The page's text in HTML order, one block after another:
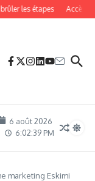
les étapes Accès
6 août 2026
6:02:40 PM
marketing Eskimi